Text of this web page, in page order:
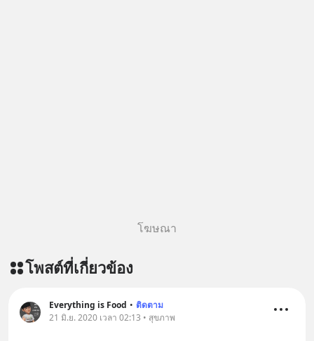
โฆษณา
โพสต์ที่เกี่ยวข้อง
Everything is Food • ติดตาม
21 มิ.ย. 2020 เวลา 02:13 • สุขภาพ